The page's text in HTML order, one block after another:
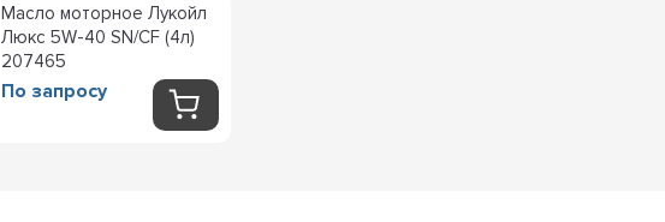
Масло моторное Лукойл
Люкс 5W-40 SN/CF (4л)
207465
По запросу